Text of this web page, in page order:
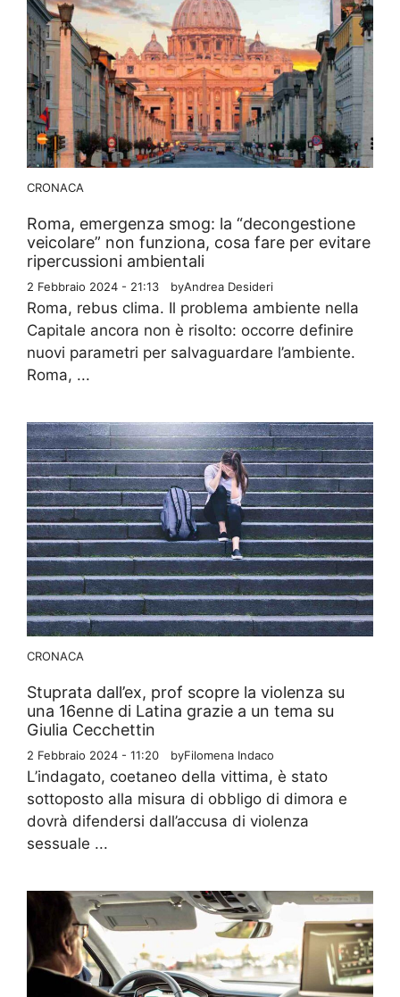
CRONACA
Roma, emergenza smog: la “decongestione
veicolare” non funziona, cosa fare per evitare
ripercussioni ambientali
2 Febbraio 2024 - 21:13 byAndrea Desideri
Roma, rebus clima. Il problema ambiente nella
Capitale ancora non è risolto: occorre definire
nuovi parametri per salvaguardare l’ambiente.
Roma, ...
CRONACA
Stuprata dall’ex, prof scopre la violenza su
una 16enne di Latina grazie a un tema su
Giulia Cecchettin
2 Febbraio 2024 - 11:20 byFilomena Indaco
L’indagato, coetaneo della vittima, è stato
sottoposto alla misura di obbligo di dimora e
dovrà difendersi dall’accusa di violenza
sessuale ...